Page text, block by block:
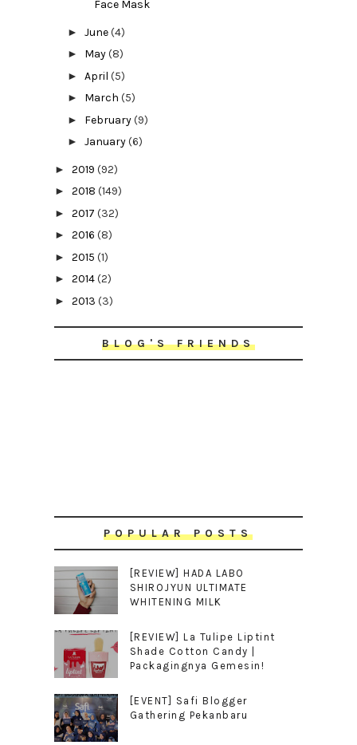
Face Mask
►June(4)
► May(8)
►April(5)
► March(5)
► February(9)
►January(6)
► 2019 (92)
► 2018 (149)
► 2017 (32)
► 2016 (8)
► 2015 (1)
► 2014(2)
► 2013 (3)
BLOG'S FRIENDS
POPULAR POSTS
[REVIEW] HADA LABO
SHIROJYUN ULTIMATE
WHITENING MILK
[REVIEW] La Tulipe Liptint
Shade Cotton Candy |
Packagingnya Gemesin!
[EVENT] Safi Blogger
Gathering Pekanbaru